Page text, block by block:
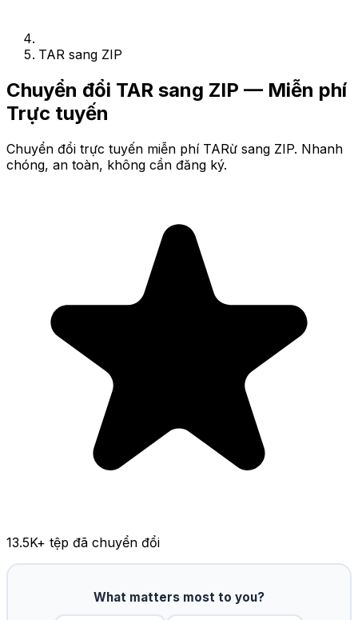
TAR sang ZIP
Chuyển đổi TAR sang ZIP — Miễn phí
Trực tuyến
Chuyển đổi trực tuyến miễn phí TARừ sang ZIP. Nhanh
chóng, an toàn, không cần đăng ký.
13.5K+ tệp đã chuyển đổi
What matters most to you?